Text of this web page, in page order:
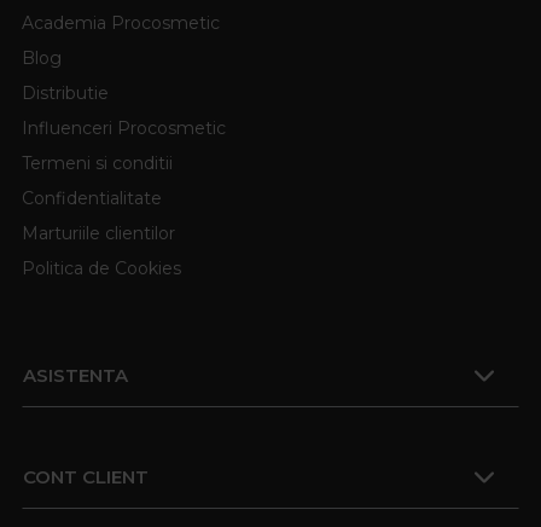
Academia Procosmetic
Blog
Distributie
Influenceri Procosmetic
Termeni si conditii
Confidentialitate
Marturiile clientilor
Politica de Cookies
ASISTENTA
CONT CLIENT